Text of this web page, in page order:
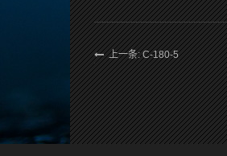
上一条: C-180-5